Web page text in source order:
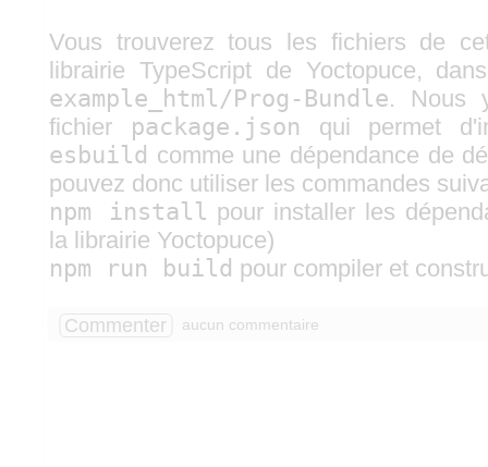
Vous trouverez tous les fichiers de
librairie TypeScript de Yoctopuce,
example_html/Prog-Bundle. Nous
fichier package.json qui permet
esbuild comme une dépendance de
pouvez donc utiliser les commandes
npm install pour installer les
la librairie Yoctopuce)
npm run build pour compiler et
Commenter aucun commentaire